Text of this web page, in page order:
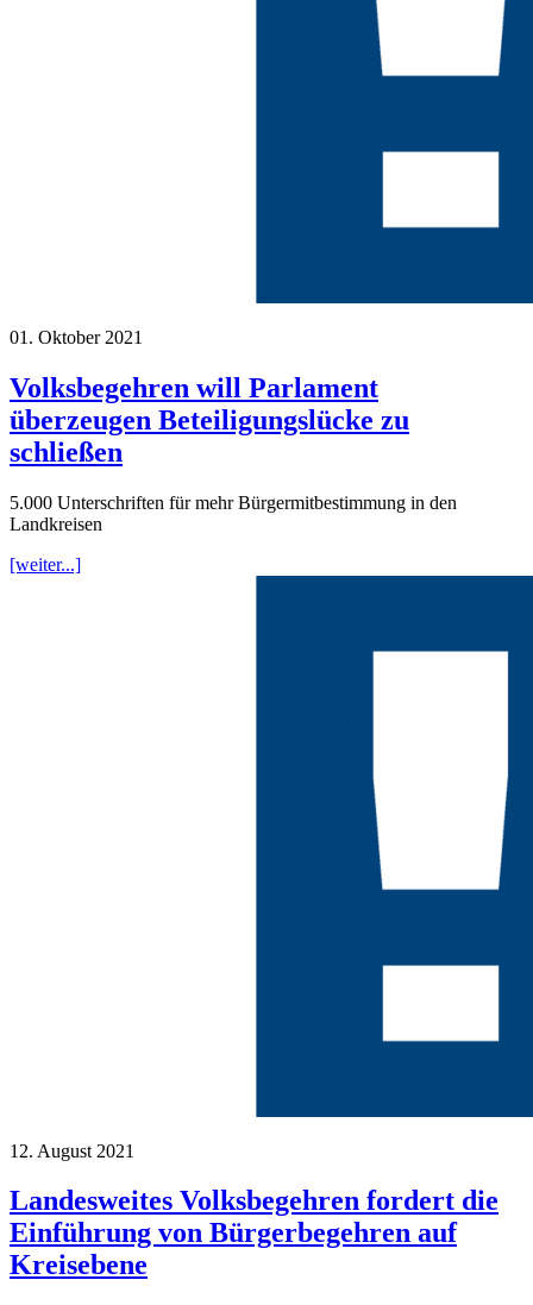
01. Oktober 2021
Volksbegehren will Parlament
überzeugen Beteiligungslücke zu
schließen
5.000 Unterschriften für mehr Bürgermitbestimmung in den
Landkreisen
[weiter...]
12. August 2021
Landesweites Volksbegehren fordert die
Einführung von Bürgerbegehren auf
Kreisebene